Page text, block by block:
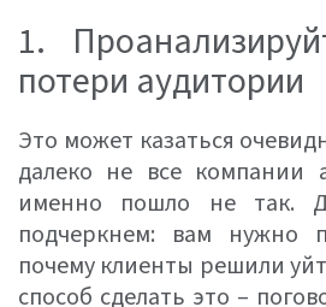
1.
потери аудитории
Это может казаться
далеко не все компании
именно пошло не так.
подчеркнем: вам нужно
почему клиенты решили
способ сделать это –